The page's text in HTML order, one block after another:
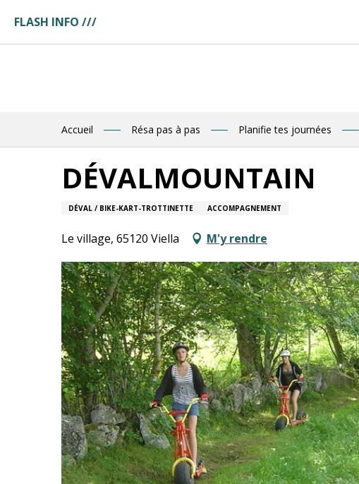
contenu
FLASH INFO ///
Accueil Résa pas à pas Planifie tes journées
DÉVALMOUNTAIN
DÉVAL / BIKE-KART-TROTTINETTE ACCOMPAGNEMENT
Le village, 65120 Viella M'y rendre